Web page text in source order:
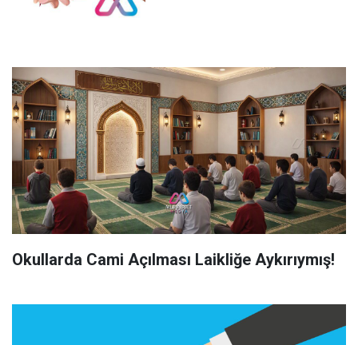
Okullarda Cami Açılması Laikliğe Aykırıymış!